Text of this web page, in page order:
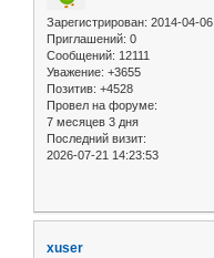
Зарегистрирован: 2014-04-06
Приглашений: 0
Сообщений: 12111
Уважение: +3655
Позитив: +4528
Провел на форуме:
7 месяцев 3 дня
Последний визит:
2026-07-21 14:23:53
xuser